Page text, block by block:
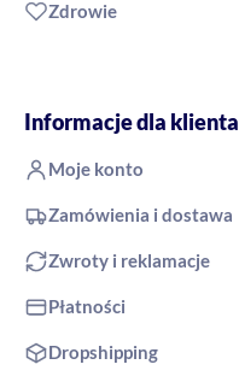
Zdrowie
Informacje dla klienta
Moje konto
Zamówienia i dostawa
Zwroty i reklamacje
Płatności
Dropshipping